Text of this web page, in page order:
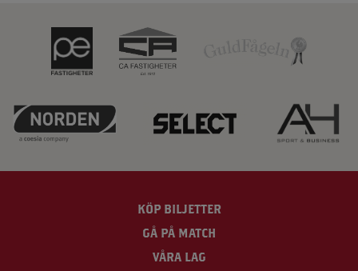
KÖP BILJETTER
GÅ PÅ MATCH
VÅRA LAG